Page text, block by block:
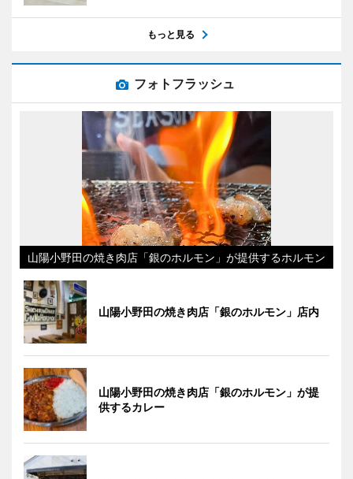
もっと見る
フォトフラッシュ
山陽小野田の焼き肉店「銀のホルモン」が提供するホルモン
山陽小野田の焼き肉店「銀のホルモン」店内
山陽小野田の焼き肉店「銀のホルモン」が提
供するカレー